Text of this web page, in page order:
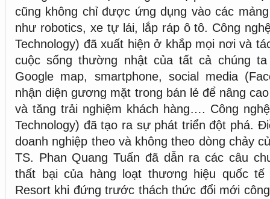
cũng không chỉ được ứng dụng vào các
như robotics, xe tự lái, lắp ráp ô tô. Công
Technology) đã xuất hiện ở khắp mọi nơi và
cuộc sống thường nhật của tất cả chúng
Google map, smartphone, social media
nhận diện gương mặt trong bán lẻ để nâng
và tăng trải nghiệm khách hàng…. Công
Technology) đã tạo ra sự phát triển đột phá.
doanh nghiệp theo và không theo dòng chảy
TS. Phan Quang Tuấn đã dẫn ra các câu
thất bại của hàng loạt thương hiệu quốc tế
Resort khi đứng trước thách thức đổi mới